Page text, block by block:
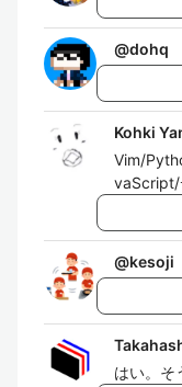
@dohq
Kohki
Vim/
vaScript/
@kesoji
はい。そ